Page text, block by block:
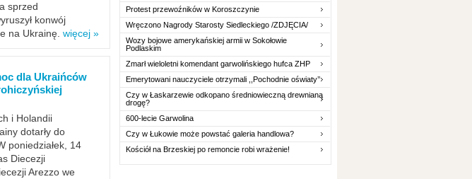
sprzed
konwój
na Ukrainę. więcej »
dla Ukraińców
i Holandii
dotarły do
poniedziałek, 14
Diecezji
Arezzo we
Protest przewoźników w Koroszczynie
Wręczono Nagrody Starosty Siedleckiego /ZDJĘCIA/
Wozy bojowe amerykańskiej armii w Sokołowie
Podlaskim
Zmarł wieloletni komendant garwolińskiego hufca ZHP
Emerytowani nauczyciele otrzymali ,,Pochodnie oświaty’’
Czy w Łaskarzewie odkopano średniowieczną drewnianą
drogę?
600-lecie Garwolina
Czy w Łukowie może powstać galeria handlowa?
Kościół na Brzeskiej po remoncie robi wrażenie!